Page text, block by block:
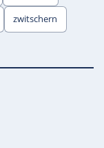
zwitschern